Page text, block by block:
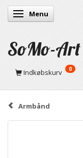
Skifte navigation
Menu
SoMo-
Indkøbskurv 0
Armbånd